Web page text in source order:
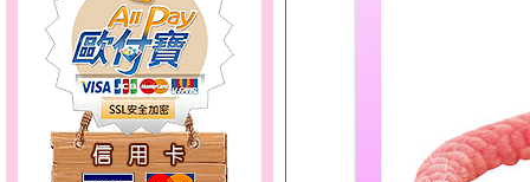
甜心女孩～金銀鋼女套鍊